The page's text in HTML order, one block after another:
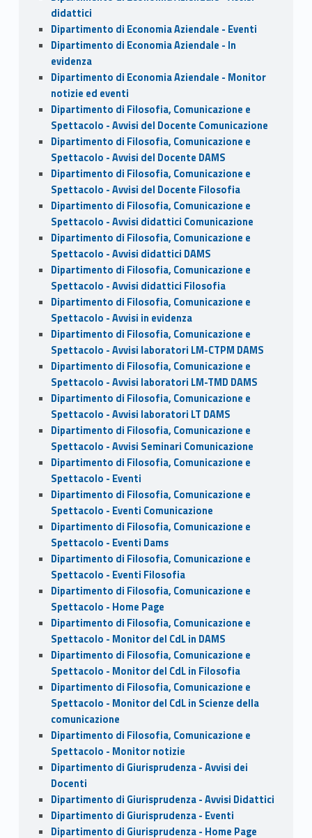
didattici
Dipartimento di Economia Aziendale - Eventi
Dipartimento di Economia Aziendale - In
evidenza
Dipartimento di Economia Aziendale - Monitor
notizie ed eventi
Dipartimento di Filosofia, Comunicazione e
Spettacolo - Avvisi del Docente Comunicazione
Dipartimento di Filosofia, Comunicazione e
Spettacolo - Avvisi del Docente DAMS
Dipartimento di Filosofia, Comunicazione e
Spettacolo - Avvisi del Docente Filosofia
Dipartimento di Filosofia, Comunicazione e
Spettacolo - Avvisi didattici Comunicazione
Dipartimento di Filosofia, Comunicazione e
Spettacolo - Avvisi didattici DAMS
Dipartimento di Filosofia, Comunicazione e
Spettacolo - Avvisi didattici Filosofia
Dipartimento di Filosofia, Comunicazione e
Spettacolo - Avvisi in evidenza
Dipartimento di Filosofia, Comunicazione e
Spettacolo - Avvisi laboratori LM-CTPM DAMS
Dipartimento di Filosofia, Comunicazione e
Spettacolo - Avvisi laboratori LM-TMD DAMS
Dipartimento di Filosofia, Comunicazione e
Spettacolo - Avvisi laboratori LT DAMS
Dipartimento di Filosofia, Comunicazione e
Spettacolo - Avvisi Seminari Comunicazione
Dipartimento di Filosofia, Comunicazione e
Spettacolo - Eventi
Dipartimento di Filosofia, Comunicazione e
Spettacolo - Eventi Comunicazione
Dipartimento di Filosofia, Comunicazione e
Spettacolo - Eventi Dams
Dipartimento di Filosofia, Comunicazione e
Spettacolo - Eventi Filosofia
Dipartimento di Filosofia, Comunicazione e
Spettacolo - Home Page
Dipartimento di Filosofia, Comunicazione e
Spettacolo - Monitor del CdL in DAMS
Dipartimento di Filosofia, Comunicazione e
Spettacolo - Monitor del CdL in Filosofia
Dipartimento di Filosofia, Comunicazione e
Spettacolo - Monitor del CdL in Scienze della
comunicazione
Dipartimento di Filosofia, Comunicazione e
Spettacolo - Monitor notizie
Dipartimento di Giurisprudenza - Avvisi dei
Docenti
Dipartimento di Giurisprudenza - Avvisi Didattici
Dipartimento di Giurisprudenza - Eventi
Dipartimento di Giurisprudenza - Home Page